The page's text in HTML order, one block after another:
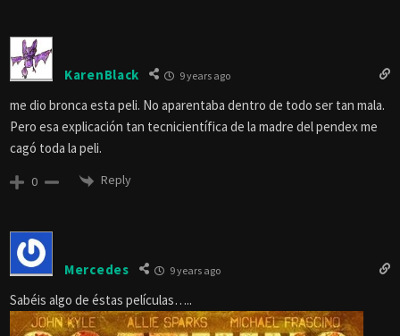
KarenBlack 9 years ago
me dio bronca esta peli. No aparentaba dentro de todo ser tan mala.
Pero esa explicación tan tecnicientífica de la madre del pendex me
cagó toda la peli.
0 Reply
Mercedes 9 years ago
Sabéis algo de éstas películas…..